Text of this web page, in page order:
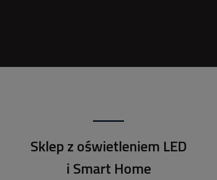
Sklep z oświetleniem LED
i Smart Home